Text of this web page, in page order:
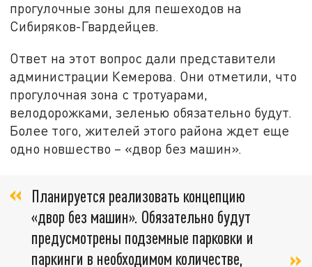
прогулочные зоны для пешеходов на
Сибиряков-Гвардейцев.
Ответ на этот вопрос дали представители
администрации Кемерова. Они отметили, что
прогулочная зона с тротуарами,
велодорожками, зеленью обязательно будут.
Более того, жителей этого района ждет еще
одно новшество – «двор без машин».
Планируется реализовать концепцию
«двор без машин». Обязательно будут
предусмотрены подземные парковки и
паркинги в необходимом количестве,